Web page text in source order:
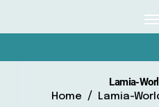
Lamia-
Home Lamia-